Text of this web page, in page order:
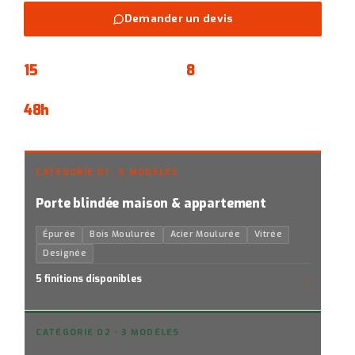
Demander un devis
15 8modèles
48h
CATÉGORIE 01 · 5 MODÈLES
Porte blindée maison & appartement
Épurée Bois Moulurée Acier Moulurée
Vitrée
Designée
5 finitions disponibles
CATÉGORIE 02 · 3 MODÈLES